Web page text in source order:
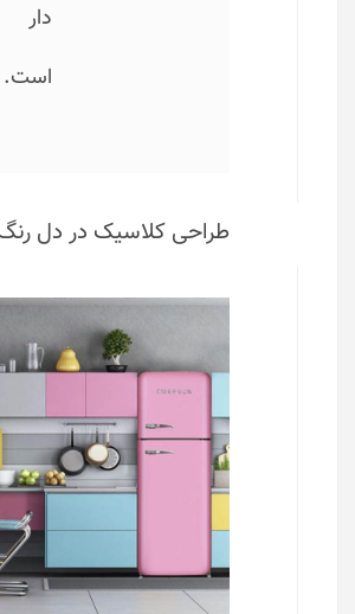
دار
است.
طراحی کلاسیک در دل